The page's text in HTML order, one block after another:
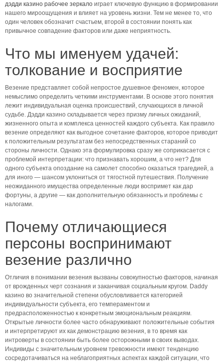
дэдди казино рабочее зеркало играет ключевую функцию в формировании
нашего мироощущения и влияет на уровень жизни. Тем не менее то, что
один человек обозначит счастьем, второй в состоянии понять как
привычное совпадение факторов или даже неприятность.
Что мы именуем удачей:
толкование и восприятие
Везение представляет собой непростое душевное феномен, которое
немыслимо определить четкими инструментами. В основе этого понятия
лежит индивидуальная оценка происшествий, случающихся в личной
судьбе. Дэдди казино складывается через призму личных ожиданий,
жизненного опыта и комплекса ценностей каждого субъекта. Как правило
везение определяют как выгодное сочетание факторов, которое приводит
к положительным результатам без непосредственных стараний со
стороны личности. Однако эта формулировка сразу же соприкасается с
проблемой интерпретации: что признавать хорошим, а что нет? Для
одного субъекта опоздание на самолет способно оказаться трагедией, а
для иного — шансом уклониться от тягостной путешествия. Получение
неожиданного имущества определенные люди воспримет как дар
фортуны, а другие — как дополнительную обязанность и проблемы с
налогами.
Почему отличающиеся
персоны воспринимают
везение различно
Отличия в понимании везения вызваны совокупностью факторов, начиная
от врожденных черт сознания и заканчивая социальным кругом. Daddy
казино во значительной степени обусловливается категорией
индивидуальности субъекта, его темпераментом и
предрасположенностью к конкретным эмоциональным реакциям.
Открытые личности более часто обнаруживают положительные события
и интерпретируют их как демонстрацию везения, в то время как
интроверты в состоянии быть более осторожными в своих выводах.
Индивиды с значительным уровнем тревожности имеют тенденцию
сосредотачиваться на неблагоприятных аспектах каждой ситуации, что